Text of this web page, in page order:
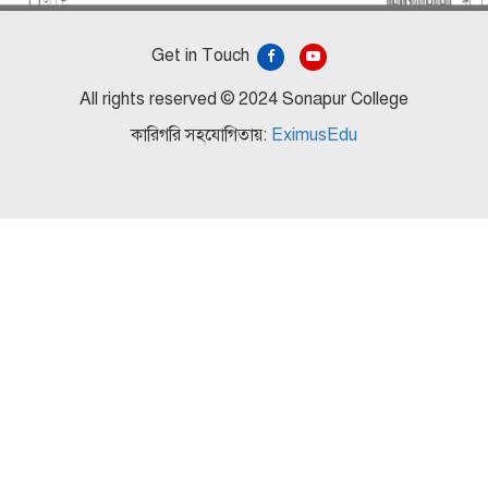
Get in Touch
All rights reserved © 2024 Sonapur College
কারিগরি সহযোগিতায়: EximusEdu